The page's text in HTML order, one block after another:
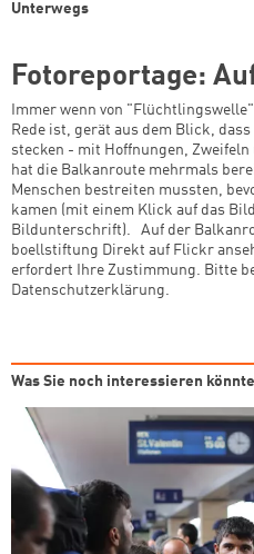
Unterwegs
Fotoreportage:
Immer wenn von
Rede ist, gerät aus dem Blick,
stecken - mit Hoffnungen,
hat die Balkanroute mehrmals
Menschen bestreiten mussten,
kamen (mit einem Klick auf das
Bildunterschrift). Auf der
boellstiftung Direkt auf Flickr
erfordert Ihre Zustimmung. Bitte
Datenschutzerklärung.
Was Sie noch interessieren